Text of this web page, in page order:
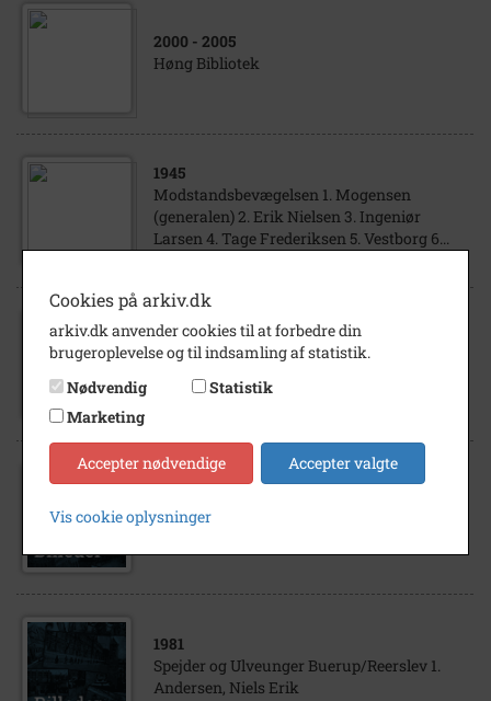
2000 - 2005
Høng Bibliotek
1945
Modstandsbevægelsen 1. Mogensen
(generalen) 2. Erik Nielsen 3. Ingeniør
Larsen 4. Tage Frederiksen 5. Vestborg 6...
1990
1923
2. S.V. Larsen 3. Helmer Madsen 4. Erik
1981
Spejder og Ulveunger Buerup/Reerslev 1.
Andersen, Niels Erik
Cookies på arkiv.dk
arkiv.dk anvender cookies til at forbedre din
brugeroplevelse og til indsamling af statistik.
Nødvendig
Statistik
Marketing
Accepter nødvendige Accepter valgte
Vis cookie oplysninger